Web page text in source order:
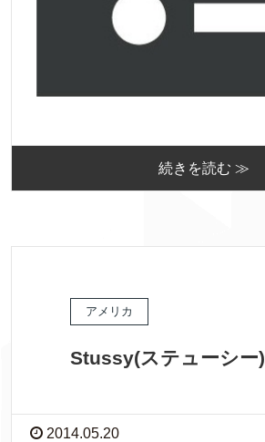
続きを読む ≫
アメリカ
Stussy(ステューシー)
2014.05.20